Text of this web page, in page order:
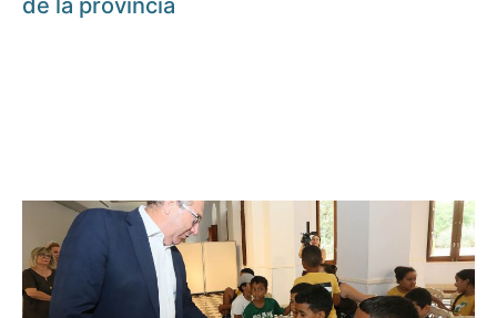
de la provincia